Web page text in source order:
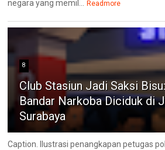
negara yang memil... Readmore
8
Club Stasiun Jadi Saksi
Bandar Narkoba Diciduk di
Surabaya
Caption. Ilustrasi penangkapan petugas